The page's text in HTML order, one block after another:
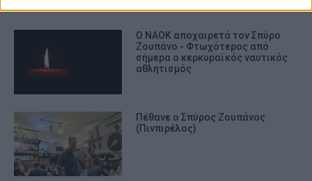
Ο ΝΑΟΚ αποχαιρετά τον Σπύρο
Ζουπάνο - Φτωχότερος από
σήμερα ο κερκυραϊκός ναυτικός
αθλητισμός
Πέθανε ο Σπύρος Ζουπάνος
(Πινπιρέλος)